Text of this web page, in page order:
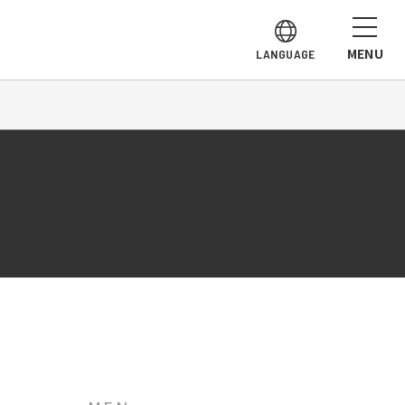
LANGUAGE MENU